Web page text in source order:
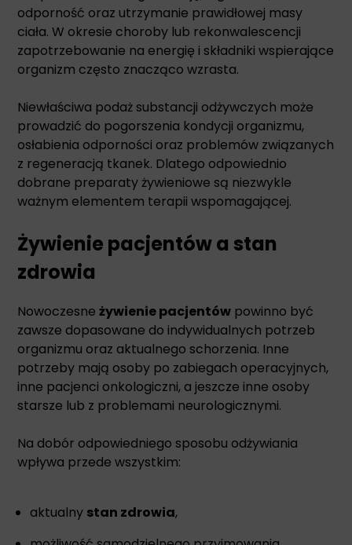
odporność oraz utrzymanie prawidłowej masy
ciała. W okresie choroby lub rekonwalescencji
zapotrzebowanie na energię i składniki wspierające
organizm często znacząco wzrasta.
Niewłaściwa podaż substancji odżywczych może
prowadzić do pogorszenia kondycji organizmu,
osłabienia odporności oraz problemów związanych
z regeneracją tkanek. Dlatego odpowiednio
dobrane preparaty żywieniowe są niezwykle
ważnym elementem terapii wspomagającej.
Żywienie pacjentów a stan
zdrowia
Nowoczesneżywienie pacjentów powinno być
zawsze dopasowane do indywidualnych potrzeb
organizmu oraz aktualnego schorzenia. Inne
potrzeby mają osoby po zabiegach operacyjnych,
inne pacjenci onkologiczni, a jeszcze inne osoby
starsze lub z problemami neurologicznymi.
Na dobór odpowiedniego sposobu odżywiania
wpływa przede wszystkim:
aktualny stan zdrowia,